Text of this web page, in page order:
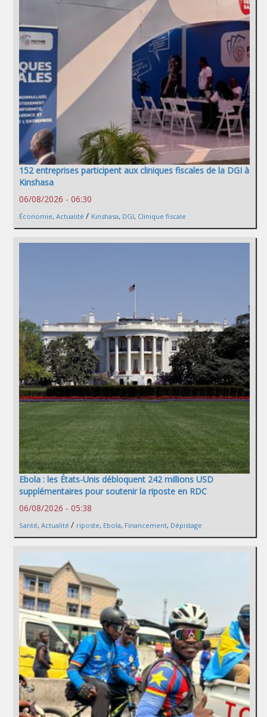
152 entreprises participent aux cliniques fiscales de la DGI à
Kinshasa
06/08/2026 - 06:30
Économie, Actualité / Kinshasa, DGI, Clinique fiscale
Ebola : les États-Unis débloquent 242 millions USD
supplémentaires pour soutenir la riposte en RDC
06/08/2026 - 05:38
Santé, Actualité / riposte, Ebola, Financement, Dépistage